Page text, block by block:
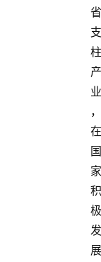
省
支
柱
产
业
，
在
国
家
积
极
发
展